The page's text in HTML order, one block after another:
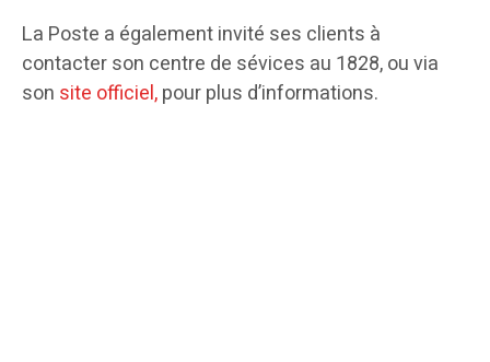
La Poste a également invité ses clients à
contacter son centre de sévices au 1828, ou via
son site officiel,pour plus d’informations.